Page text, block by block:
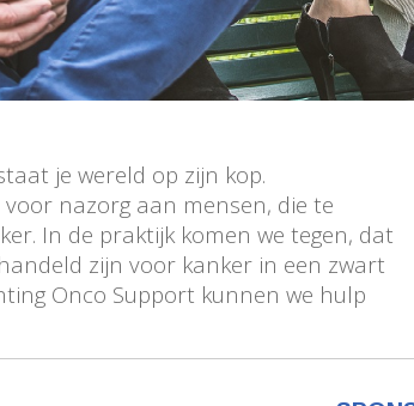
je wereld op zijn kop.
nazorg aan mensen, die te
In de praktijk komen we tegen, dat
zijn voor kanker in een zwart
Onco Support kunnen we hulp
in contact te brengen.
met onze partners activiteiten, die